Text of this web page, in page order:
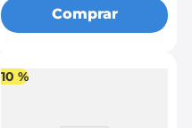
Comprar
10 %